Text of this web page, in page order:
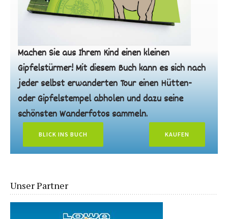
Machen Sie aus Ihrem Kind einen kleinen
Gipfelstürmer! Mit diesem Buch kann es sich nach
jeder selbst erwanderten Tour einen Hütten-
oder Gipfelstempel abholen und dazu seine
schönsten Wanderfotos sammeln.
BLICK INS BUCH KAUFEN
Unser Partner